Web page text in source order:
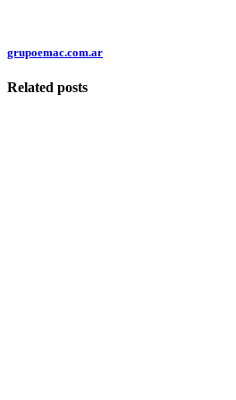
grupoemac.com.ar
Related posts